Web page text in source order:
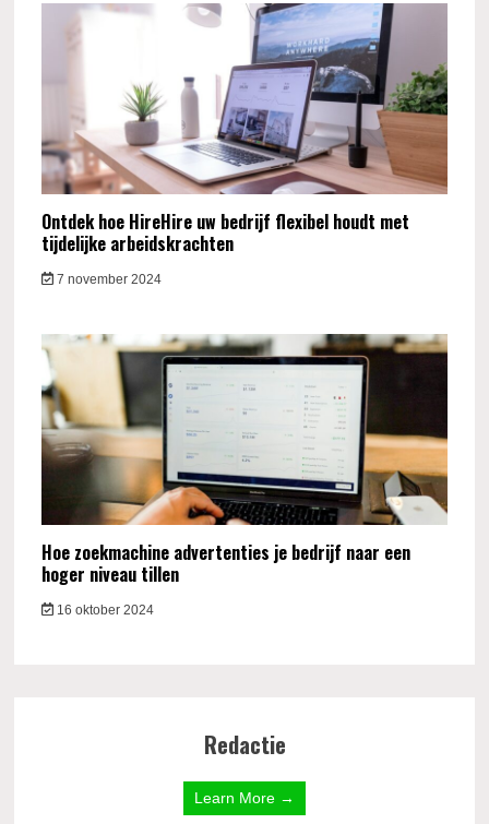
Ontdek hoe HireHire uw bedrijf flexibel houdt met
tijdelijke arbeidskrachten
7 november 2024
Hoe zoekmachine advertenties je bedrijf naar een
hoger niveau tillen
16 oktober 2024
Redactie
Learn More →